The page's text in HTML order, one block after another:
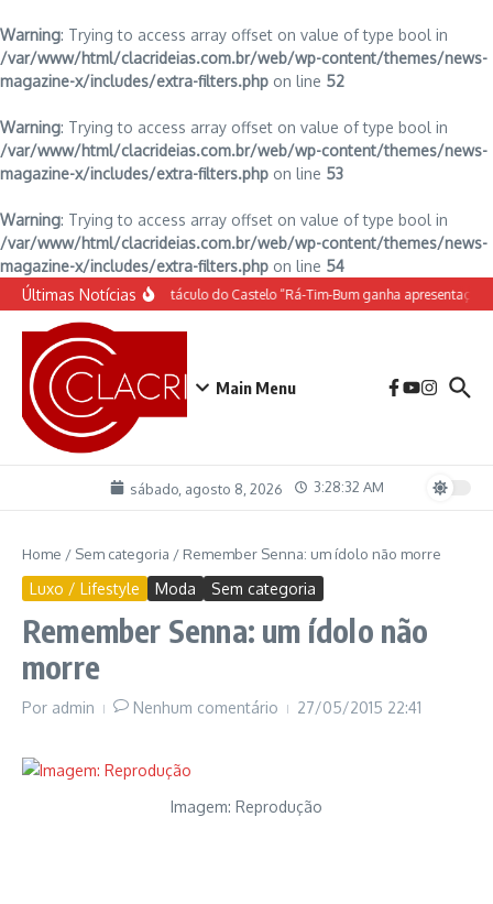
Warning: Trying to access array offset on value of type bool in
/var/www/html/clacrideias.com.br/web/wp-content/themes/news-
magazine-x/includes/extra-filters.php on line 52
Warning: Trying to access array offset on value of type bool in
/var/www/html/clacrideias.com.br/web/wp-content/themes/news-
magazine-x/includes/extra-filters.php on line 53
Warning: Trying to access array offset on value of type bool in
/var/www/html/clacrideias.com.br/web/wp-content/themes/news-
magazine-x/includes/extra-filters.php on line 54
Ir para o conteúdo
Últimas NotíciasO espetáculo do Castelo “Rá-Tim-Bum ganha apresentação
Main Menu
sábado, agosto 8, 2026 3:28:33 AM
Home / Sem categoria / Remember Senna: um ídolo não morre
Luxo / Lifestyle Moda Sem categoria
Remember Senna: um ídolo não
morre
Por admin Nenhum comentário 27/05/2015 22:41
Imagem: Reprodução